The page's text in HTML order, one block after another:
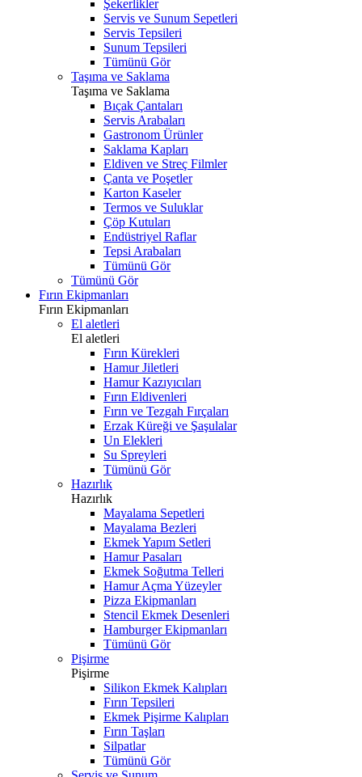
Şekerlikler
Servis ve Sunum Sepetleri
Servis Tepsileri
Sunum Tepsileri
Tümünü Gör
Taşıma ve Saklama
Taşıma ve Saklama
Bıçak Çantaları
Servis Arabaları
Gastronom Ürünler
Saklama Kapları
Eldiven ve Streç Filmler
Çanta ve Poşetler
Karton Kaseler
Termos ve Suluklar
Çöp Kutuları
Endüstriyel Raflar
Tepsi Arabaları
Tümünü Gör
Tümünü Gör
Fırın Ekipmanları
Fırın Ekipmanları
El aletleri
El aletleri
Fırın Kürekleri
Hamur Jiletleri
Hamur Kazıyıcıları
Fırın Eldivenleri
Fırın ve Tezgah Fırçaları
Erzak Küreği ve Şaşulalar
Un Elekleri
Su Spreyleri
Tümünü Gör
Hazırlık
Hazırlık
Mayalama Sepetleri
Mayalama Bezleri
Ekmek Yapım Setleri
Hamur Pasaları
Ekmek Soğutma Telleri
Hamur Açma Yüzeyler
Pizza Ekipmanları
Stencil Ekmek Desenleri
Hamburger Ekipmanları
Tümünü Gör
Pişirme
Pişirme
Silikon Ekmek Kalıpları
Fırın Tepsileri
Ekmek Pişirme Kalıpları
Fırın Taşları
Silpatlar
Tümünü Gör